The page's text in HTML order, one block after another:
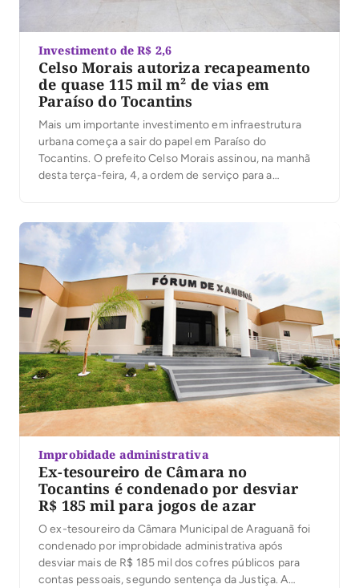
Investimento de R$ 2,6
Celso Morais autoriza recapeamento
de quase 115 mil m² de vias em
Paraíso do Tocantins
Mais um importante investimento em infraestrutura
urbana começa a sair do papel em Paraíso do
Tocantins. O prefeito Celso Morais assinou, na manhã
desta terça-feira, 4, a ordem de serviço para a
avenidas de cinco setores da cidade. Com
investimento […]
Improbidade administrativa
Ex-tesoureiro de Câmara no
Tocantins é condenado por desviar
R$ 185 mil para jogos de azar
O ex-tesoureiro da Câmara Municipal de Araguanã foi
condenado por improbidade administrativa após
desviar mais de R$ 185 mil dos cofres públicos para
contas pessoais, segundo sentença da Justiça. A